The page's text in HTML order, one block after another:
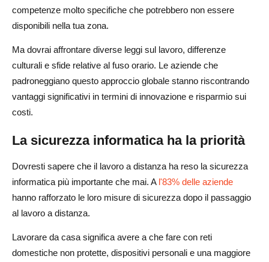
competenze molto specifiche che potrebbero non essere
disponibili nella tua zona.
Ma dovrai affrontare diverse leggi sul lavoro, differenze
culturali e sfide relative al fuso orario. Le aziende che
padroneggiano questo approccio globale stanno riscontrando
vantaggi significativi in termini di innovazione e risparmio sui
costi.
La sicurezza informatica ha la priorità
Dovresti sapere che il lavoro a distanza ha reso la sicurezza
informatica più importante che mai. A l'83% delle aziende
hanno rafforzato le loro misure di sicurezza dopo il passaggio
al lavoro a distanza.
Lavorare da casa significa avere a che fare con reti
domestiche non protette, dispositivi personali e una maggiore